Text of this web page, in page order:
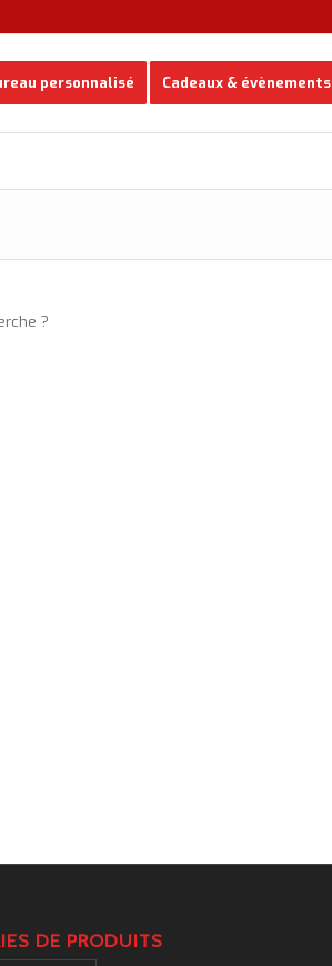
personnalisé Cadeaux & évènements
?
DE PRODUITS